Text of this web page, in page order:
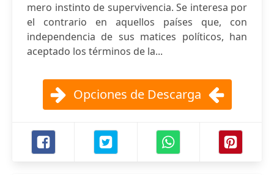
mero instinto de supervivencia. Se interesa por
el contrario en aquellos países que, con
independencia de sus matices políticos, han
aceptado los términos de la...
Opciones de Descarga